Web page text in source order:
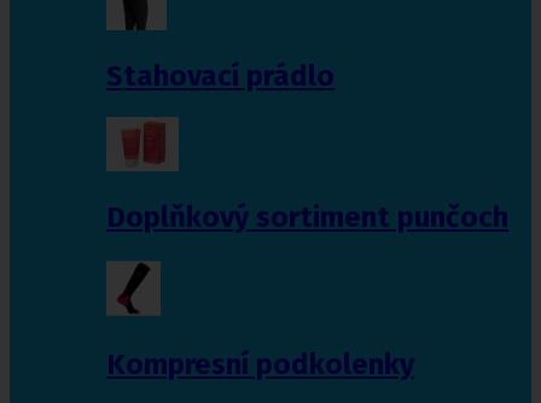
Stahovací prádlo
Doplňkový sortiment punčoch
Kompresní podkolenky